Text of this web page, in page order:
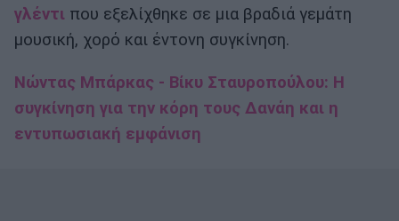
γλέντι που εξελίχθηκε σε μια βραδιά γεμάτη
μουσική, χορό και έντονη συγκίνηση.
Νώντας Μπάρκας - Βίκυ Σταυροπούλου: Η
συγκίνηση για την κόρη τους Δανάη και η
εντυπωσιακή εμφάνιση